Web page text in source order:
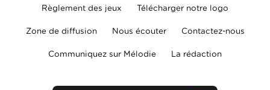
Règlement des jeux Télécharger notre logo
Zone de diffusion Nous écouter Contactez-nous
Communiquez sur Mélodie La rédaction